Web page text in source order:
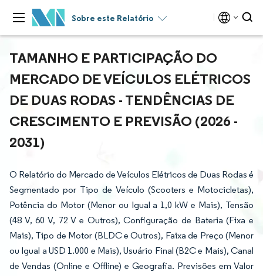
Sobre este Relatório
TAMANHO E PARTICIPAÇÃO DO
MERCADO DE VEÍCULOS ELÉTRICOS
DE DUAS RODAS - TENDÊNCIAS DE
CRESCIMENTO E PREVISÃO (2026 -
2031)
O Relatório do Mercado de Veículos Elétricos de Duas Rodas é
Segmentado por Tipo de Veículo (Scooters e Motocicletas),
Potência do Motor (Menor ou Igual a 1,0 kW e Mais), Tensão
(48 V, 60 V, 72 V e Outros), Configuração de Bateria (Fixa e
Mais), Tipo de Motor (BLDC e Outros), Faixa de Preço (Menor
ou Igual a USD 1.000 e Mais), Usuário Final (B2C e Mais), Canal
de Vendas (Online e Offline) e Geografia. Previsões em Valor